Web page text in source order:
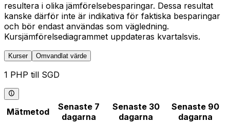
resultera i olika jämförelsebesparingar. Dessa resultat
kanske därför inte är indikativa för faktiska besparingar
och bör endast användas som vägledning.
Kursjämförelsediagrammet uppdateras kvartalsvis.
Kurser Omvandlat värde
1 PHP till SGD
Mätmetod
Senaste 7
dagarna
Senaste 30
dagarna
Senaste 90
dagarna